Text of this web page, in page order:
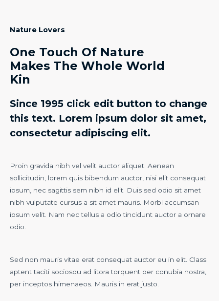
Nature Lovers
One Touch Of Nature
Makes The Whole World
Kin
Since 1995 click edit button to change
this text. Lorem ipsum dolor sit amet,
consectetur adipiscing elit.
Proin gravida nibh vel velit auctor aliquet. Aenean
sollicitudin, lorem quis bibendum auctor, nisi elit consequat
ipsum, nec sagittis sem nibh id elit. Duis sed odio sit amet
nibh vulputate cursus a sit amet mauris. Morbi accumsan
ipsum velit. Nam nec tellus a odio tincidunt auctor a ornare
odio.
Sed non mauris vitae erat consequat auctor eu in elit. Class
aptent taciti sociosqu ad litora torquent per conubia nostra,
per inceptos himenaeos. Mauris in erat justo.